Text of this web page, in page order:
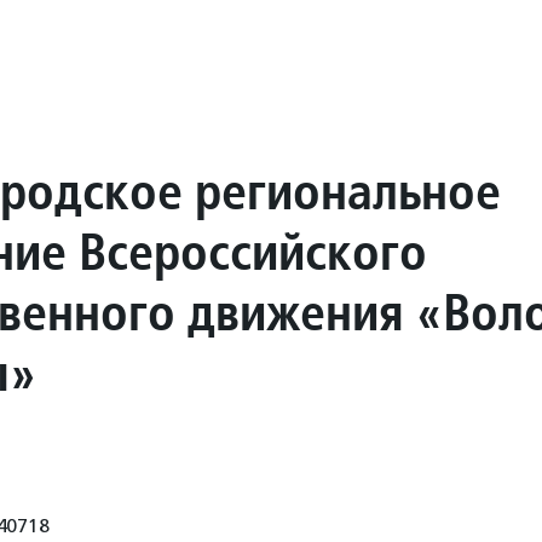
региональное
Всероссийского
движения